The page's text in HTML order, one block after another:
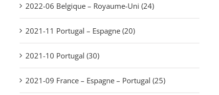
2022-06 Belgique – Royaume-Uni (24)
2021-11 Portugal – Espagne (20)
2021-10 Portugal (30)
2021-09 France – Espagne – Portugal (25)